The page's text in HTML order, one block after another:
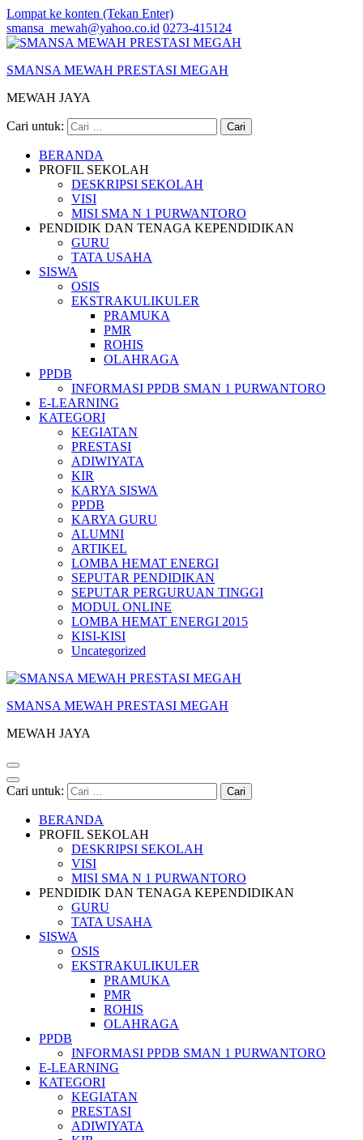
Lompat ke konten (Tekan Enter)
smansa_mewah@yahoo.co.id 0273-415124
SMANSA MEWAH PRESTASI MEGAH
MEWAH JAYA
Cari untuk:
BERANDA
PROFIL SEKOLAH
DESKRIPSI SEKOLAH
VISI
MISI SMA N 1 PURWANTORO
PENDIDIK DAN TENAGA KEPENDIDIKAN
GURU
TATA USAHA
SISWA
OSIS
EKSTRAKULIKULER
PRAMUKA
PMR
ROHIS
OLAHRAGA
PPDB
INFORMASI PPDB SMAN 1 PURWANTORO
E-LEARNING
KATEGORI
KEGIATAN
PRESTASI
ADIWIYATA
KIR
KARYA SISWA
PPDB
KARYA GURU
ALUMNI
ARTIKEL
LOMBA HEMAT ENERGI
SEPUTAR PENDIDIKAN
SEPUTAR PERGURUAN TINGGI
MODUL ONLINE
LOMBA HEMAT ENERGI 2015
KISI-KISI
Uncategorized
SMANSA MEWAH PRESTASI MEGAH
MEWAH JAYA
Cari untuk:
BERANDA
PROFIL SEKOLAH
DESKRIPSI SEKOLAH
VISI
MISI SMA N 1 PURWANTORO
PENDIDIK DAN TENAGA KEPENDIDIKAN
GURU
TATA USAHA
SISWA
OSIS
EKSTRAKULIKULER
PRAMUKA
PMR
ROHIS
OLAHRAGA
PPDB
INFORMASI PPDB SMAN 1 PURWANTORO
E-LEARNING
KATEGORI
KEGIATAN
PRESTASI
ADIWIYATA